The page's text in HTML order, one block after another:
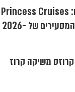
מדרום אמריקה לקצה העולם: Princess Cruises
חושפת את מסלולי ההפלגה המסעירים של 2026-
משיקה קרוז